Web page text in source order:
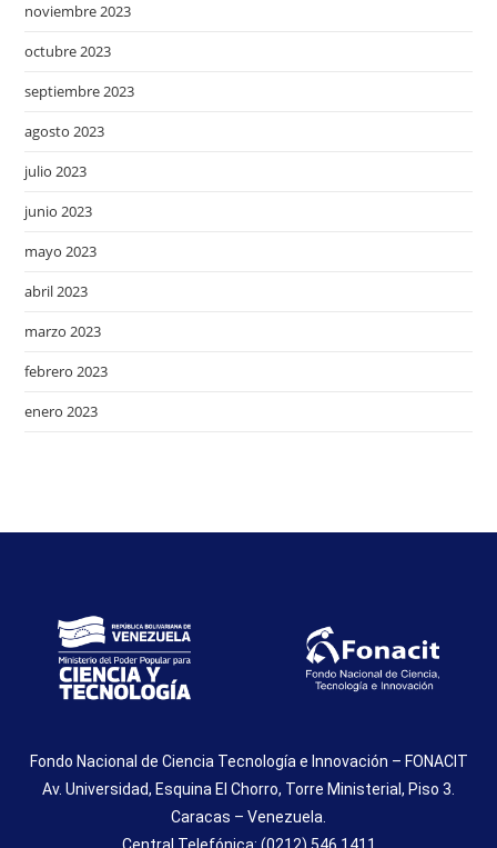
noviembre 2023
octubre 2023
septiembre 2023
agosto 2023
julio 2023
junio 2023
mayo 2023
abril 2023
marzo 2023
febrero 2023
enero 2023
Fondo Nacional de Ciencia Tecnología e Innovación – FONACIT
Av. Universidad, Esquina El Chorro, Torre Ministerial, Piso 3.
Caracas – Venezuela.